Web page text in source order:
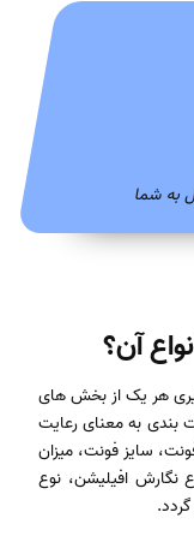
به شما
آن؟
هر یک از بخش های
بندی به معنای رعایت
سایز فونت، میزان
نگارش افیلیشن، نوع